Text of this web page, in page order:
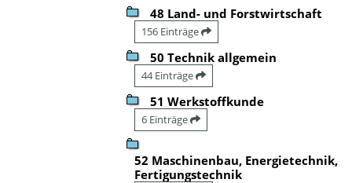
48 Land- und Forstwirtschaft
156 Einträge
50 Technik allgemein
44 Einträge
51 Werkstoffkunde
6 Einträge
52 Maschinenbau, Energietechnik,
Fertigungstechnik